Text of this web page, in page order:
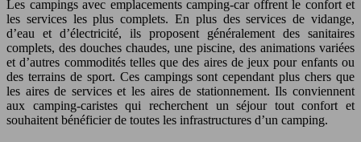
Les campings avec emplacements camping-car offrent le confort et
les services les plus complets. En plus des services de vidange,
d’eau et d’électricité, ils proposent généralement des sanitaires
complets, des douches chaudes, une piscine, des animations variées
et d’autres commodités telles que des aires de jeux pour enfants ou
des terrains de sport. Ces campings sont cependant plus chers que
les aires de services et les aires de stationnement. Ils conviennent
aux camping-caristes qui recherchent un séjour tout confort et
souhaitent bénéficier de toutes les infrastructures d’un camping.